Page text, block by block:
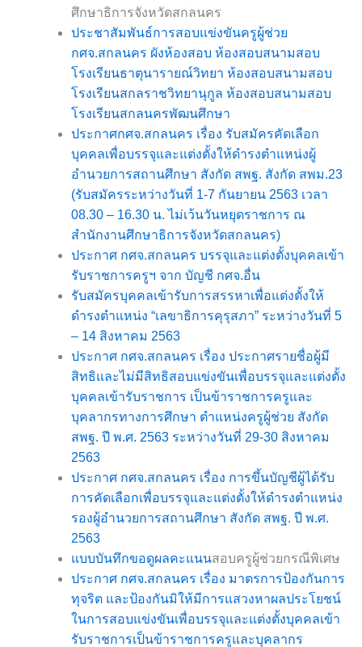
ศึกษาธิการจังหวัดสกลนคร
ประชาสัมพันธ์การสอบแข่งขันครูผู้ช่วย
กศจ.สกลนคร ผังห้องสอบ ห้องสอบสนามสอบ
โรงเรียนธาตุนารายณ์วิทยา ห้องสอบสนามสอบ
โรงเรียนสกลราชวิทยานุกูล ห้องสอบสนามสอบ
โรงเรียนสกลนครพัฒนศึกษา
ประกาศกศจ.สกลนคร เรื่อง รับสมัครคัดเลือก
บุคคลเพื่อบรรจุและแต่งตั้งให้ดำรงตำแหน่งผู้
อำนวยการสถานศึกษา สังกัด สพฐ. สังกัด สพม.23
(รับสมัครระหว่างวันที่ 1-7 กันยายน 2563 เวลา
08.30 – 16.30 น. ไม่เว้นวันหยุดราชการ ณ
สำนักงานศึกษาธิการจังหวัดสกลนคร)
ประกาศ กศจ.สกลนคร บรรจุและแต่งตั้งบุคคลเข้า
รับราชการครูฯ จาก บัญชี กศจ.อื่น
รับสมัครบุคคลเข้ารับการสรรหาเพื่อแต่งตั้งให้
ดำรงตำแหน่ง “เลขาธิการคุรุสภา” ระหว่างวันที่ 5
– 14 สิงหาคม 2563
ประกาศ กศจ.สกลนคร เรื่อง ประกาศรายชื่อผู้มี
สิทธิและไม่มีสิทธิสอบแข่งขันเพื่อบรรจุและแต่งตั้ง
บุคคลเข้ารับราชการ เป็นข้าราชการครูและ
บุคลากรทางการศึกษา ตำแหน่งครูผู้ช่วย สังกัด
สพฐ. ปี พ.ศ. 2563 ระหว่างวันที่ 29-30 สิงหาคม
2563
ประกาศ กศจ.สกลนคร เรื่อง การขึ้นบัญชีผู้ได้รับ
การคัดเลือกเพื่อบรรจุและแต่งตั้งให้ดำรงตำแหน่ง
รองผู้อำนวยการสถานศึกษา สังกัด สพฐ. ปี พ.ศ.
2563
แบบบันทึกขอดูผลคะแนนสอบครูผู้ช่วยกรณีพิเศษ
ประกาศ กศจ.สกลนคร เรื่อง มาตรการป้องกันการ
ทุจริต และป้องกันมิให้มีการแสวงหาผลประโยชน์
ในการสอบแข่งขันเพื่อบรรจุและแต่งตั้งบุคคลเข้า
รับราชการเป็นข้าราชการครูและบุคลากร